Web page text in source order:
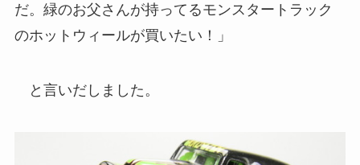
だ。緑のお父さんが持ってるモンスタートラック
のホットウィールが買いたい！」
と言いだしました。